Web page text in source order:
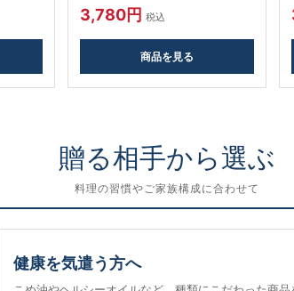
3,780円 税込
商品を見る
贈る相手から選ぶ
料理の習慣やご家族構成に合わせて
健康を気遣う方へ